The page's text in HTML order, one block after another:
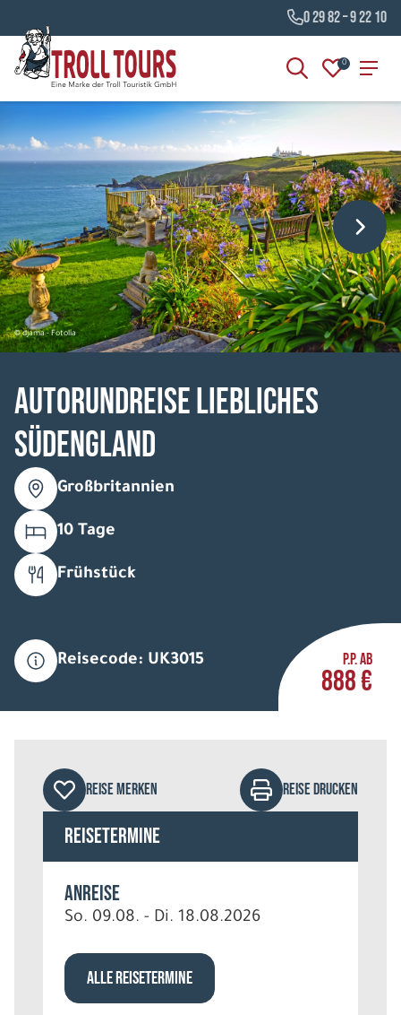
0 29 82 – 9 22 10
0
© djama - Fotolia
Autorundreise Liebliches
Südengland
Großbritannien
10 Tage
Frühstück
Reisecode: UK3015 P.P. AB
888 €
REISE MERKEN REISE DRUCKEN
Reisetermine
Anreise
So. 09.08. - Di. 18.08.2026
ALLE REISETERMINE